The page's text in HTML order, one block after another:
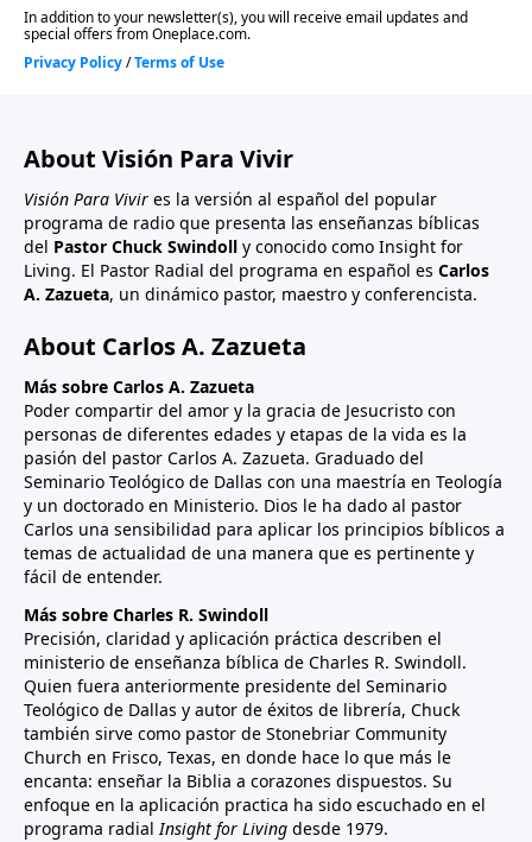
About Visión Para Vivir
Visión Para Vivir es la versión al español del popular
programa de radio que presenta las enseñanzas bíblicas
del Pastor Chuck Swindoll y conocido como Insight for
Living. El Pastor Radial del programa en español es Carlos
A. Zazueta, un dinámico pastor, maestro y conferencista.
About Carlos A. Zazueta
Más sobre Carlos A. Zazueta
Poder compartir del amor y la gracia de Jesucristo con
personas de diferentes edades y etapas de la vida es la
pasión del pastor Carlos A. Zazueta. Graduado del
Seminario Teológico de Dallas con una maestría en Teología
y un doctorado en Ministerio. Dios le ha dado al pastor
Carlos una sensibilidad para aplicar los principios bíblicos a
temas de actualidad de una manera que es pertinente y
fácil de entender.
Más sobre Charles R. Swindoll
Precisión, claridad y aplicación práctica describen el
ministerio de enseñanza bíblica de Charles R. Swindoll.
Quien fuera anteriormente presidente del Seminario
Teológico de Dallas y autor de éxitos de librería, Chuck
también sirve como pastor de Stonebriar Community
Church en Frisco, Texas, en donde hace lo que más le
encanta: enseñar la Biblia a corazones dispuestos. Su
enfoque en la aplicación practica ha sido escuchado en el
programa radialInsight for Living desde 1979.